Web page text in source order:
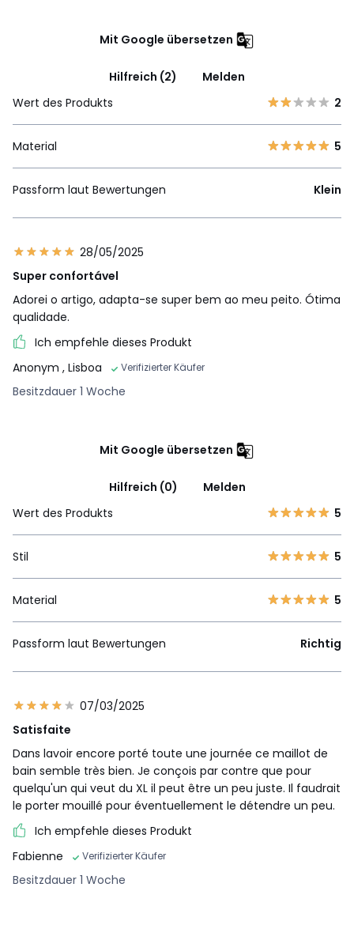
Mit Google übersetzen
Hilfreich (2)
Melden
Wert des Produkts
2
Material 5
Passform laut Bewertungen Klein
28/05/2025
Super confortável
Adorei o artigo, adapta-se super bem ao meu peito. Ótima
qualidade.
Ich empfehle dieses Produkt
Anonym , Lisboa Verifizierter Käufer
Besitzdauer 1 Woche
Mit Google übersetzen
Hilfreich (0)
Melden
Wert des Produkts
5
Stil 5
Material 5
Passform laut Bewertungen Richtig
07/03/2025
Satisfaite
Dans lavoir encore porté toute une journée ce maillot de
bain semble très bien. Je conçois par contre que pour
quelqu'un qui veut du XL il peut être un peu juste. Il faudrait
le porter mouillé pour éventuellement le détendre un peu.
Ich empfehle dieses Produkt
Fabienne
Verifizierter Käufer
Besitzdauer 1 Woche